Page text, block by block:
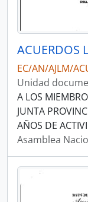
ACUERDOS
EC/AN/AJLM/
Unidad
A LOS
JUNTA
AÑOS DE
Asamblea